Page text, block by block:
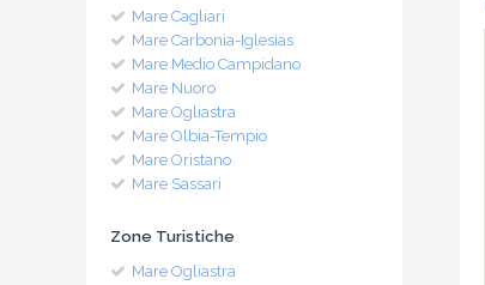
Mare Cagliari
Mare Carbonia-Iglesias
Mare Medio Campidano
Mare Nuoro
Mare Ogliastra
Mare Olbia-Tempio
Mare Oristano
Mare Sassari
Zone Turistiche
Mare Ogliastra